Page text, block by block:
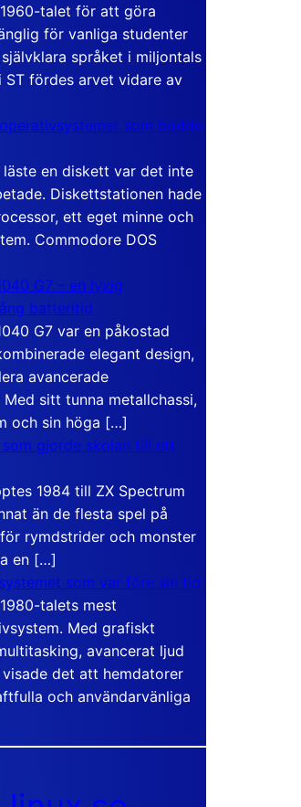
talet för att göra
för vanliga studenter
språket i miljontals
ST fördes arvet vidare av
som bodde
en diskett var det inte
Diskettstationen hade
ett eget minne och
Commodore DOS
G7 – en lyxig
batteritid
G7 var en påkostad
elegant design,
avancerade
sitt tunna metallchassi,
och sin höga […]
gjorde skolan till ett
1984 till ZX Spectrum
än de flesta spel på
rymdstrider och monster
en […]
som var före sin tid
talets mest
Med grafiskt
avancerat ljud
det att hemdatorer
och användarvänliga